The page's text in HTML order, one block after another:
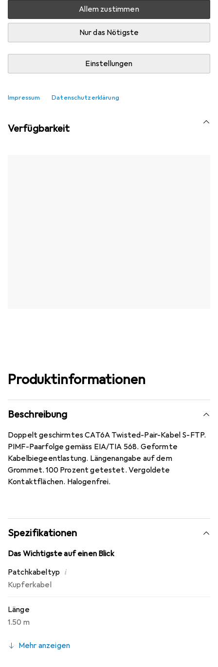
Allem zustimmen
Nur das Nötigste
Einstellungen
Impressum Datenschutzerklärung
Vergleichen
Kostenloser Versand ab 30,– i
Verfügbarkeit
Produktinformationen
Beschreibung
Doppelt geschirmtes CAT6A Twisted-Pair-Kabel S-FTP.
PIMF-Paarfolge gemäss EIA/TIA 568. Geformte
Kabelbiegeentlastung. Längenangabe auf dem
Grommet. 100 Prozent getestet. Vergoldete
Kontaktflächen. Halogenfrei.
Spezifikationen
Das Wichtigste auf einen Blick
Patchkabeltyp i
Kupferkabel
Länge
1.50 m
Mehr anzeigen